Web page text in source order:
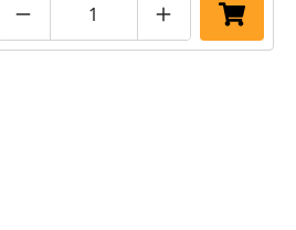
Produktmenge um eins
Produktmenge manuell
Produktmenge
In den